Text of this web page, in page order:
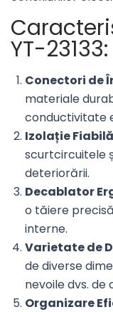
YT-23133:
Conectori de
materiale
conductivitate
Izolație
scurtcircuitele
deteriorării.
Decablator
o tăiere
interne.
Varietate de
de diverse
nevoile dvs. de
Organizare